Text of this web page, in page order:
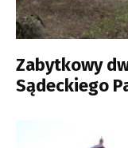
Zabytkowy
Sądeckiego